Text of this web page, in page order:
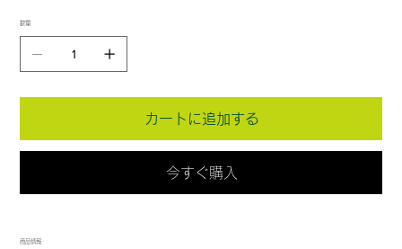
数量
カートに追加する
今すぐ購入
商品情報